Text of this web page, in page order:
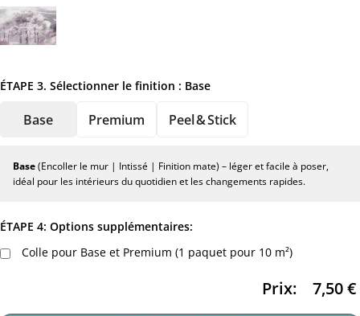
ÉTAPE 3. Sélectionner le finition : Base
Base Premium Peel & Stick
Base(Encoller le mur | Intissé | Finition mate) – léger et facile à poser,
idéal pour les intérieurs du quotidien et les changements rapides.
ÉTAPE 4: Options supplémentaires:
Colle pour Base et Premium (1 paquet pour 10 m²)
Prix: 7,50€